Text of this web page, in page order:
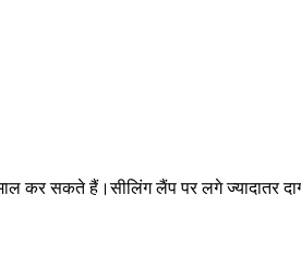
कर सकते हैं।सीलिंग लैंप पर लगे ज्यादातर